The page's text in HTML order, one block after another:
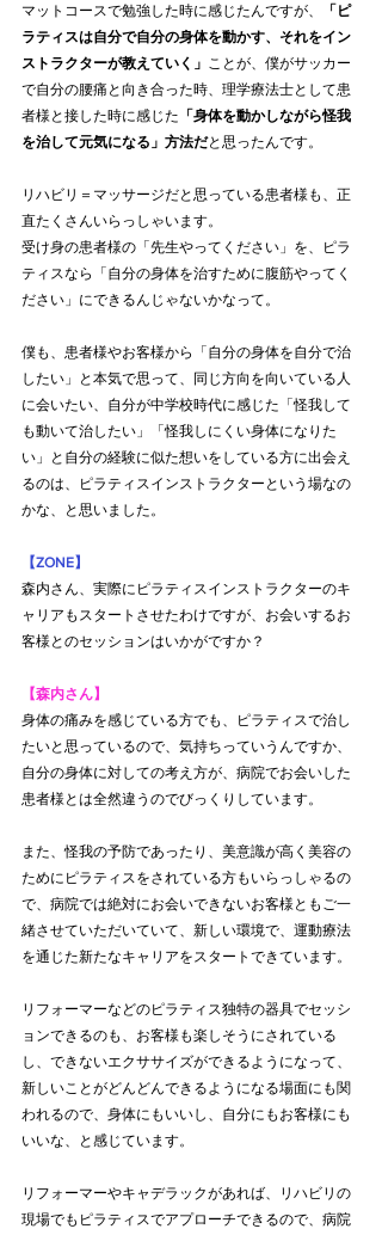
マットコースで勉強した時に感じたんですが、
「ピ
ラティスは自分で自分の身体を動かす、それをイン
ストラクターが教えていく」
ことが、僕がサッカー
で自分の腰痛と向き合った時、理学療法士として患
者様と接した時に感じた 「身体を動かしながら怪我
を治して元気になる」方法だと思ったんです。
リハビリ＝マッサージだと思っている患者様も、正
直たくさんいらっしゃいます。
受け身の患者様の「先生やってください」を、ピラ
ティスなら「自分の身体を治すために腹筋やってく
ださい」にできるんじゃないかなって。
僕も、患者様やお客様から「自分の身体を自分で治
したい」と本気で思って、同じ方向を向いている人
に会いたい、自分が中学校時代に感じた「怪我して
も動いて治したい」「怪我しにくい身体になりた
い」と自分の経験に似た想いをしている方に出会え
るのは、ピラティスインストラクターという場なの
かな、と思いました。
【ZONE】
森内さん、実際にピラティスインストラクターのキ
ャリアもスタートさせたわけですが、お会いするお
客様とのセッションはいかがですか？
【森内さん】
身体の痛みを感じている方でも、ピラティスで治し
たいと思っているので、気持ちっていうんですか、
自分の身体に対しての考え方が、病院でお会いした
患者様とは全然違うのでびっくりしています。
また、怪我の予防であったり、美意識が高く美容の
ためにピラティスをされている方もいらっしゃるの
で、病院では絶対にお会いできないお客様ともご一
緒させていただいていて、新しい環境で、運動療法
を通じた新たなキャリアをスタートできています。
リフォーマーなどのピラティス独特の器具でセッシ
ョンできるのも、お客様も楽しそうにされている
し、できないエクササイズができるようになって、
新しいことがどんどんできるようになる場面にも関
われるので、身体にもいいし、自分にもお客様にも
いいな、と感じています。
リフォーマーやキャデラックがあれば、リハビリの
現場でもピラティスでアプローチできるので、病院